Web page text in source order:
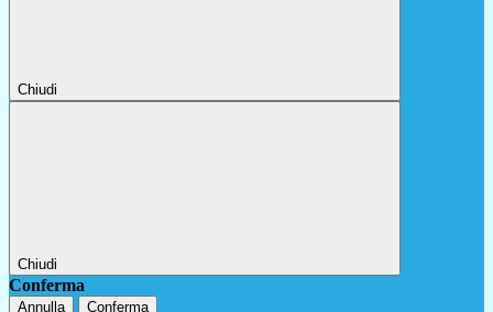
Chiudi
Chiudi
Conferma
Annulla Conferma